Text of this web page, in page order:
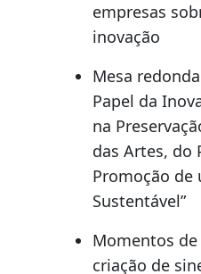
empresas
inovação
Mesa
Papel da
na
das Artes, do
Promoção de
Sustentável”
Momentos
criação de